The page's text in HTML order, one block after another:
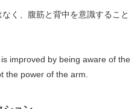
く、腹筋と背中を意識すること
improved by being aware of the
the power of the arm.